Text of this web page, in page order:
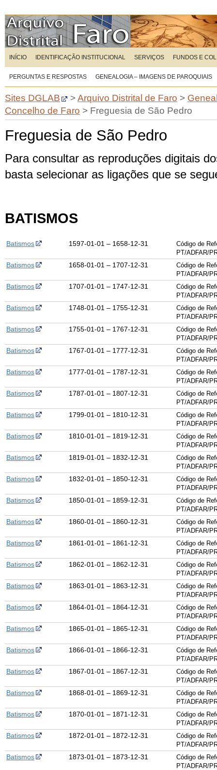
INÍCIO IDENTIFICAÇÃO INSTITUCIONAL SERVIÇOS FUNDOS E
PERGUNTAS E RESPOSTAS GENEALOGIA – IMAGENS DE PAROQUIAIS
Sites DGLAB >Arquivo Distrital de Faro >
Concelho de Faro > Freguesia de São Pedro
Freguesia de São Pedro
Para consultar as reproduções digitais
basta selecionar as ligações que se
BATISMOS
Batismos 1597-01-01 – 1658-12-31
Código de
PT/ADFAR/
Batismos 1658-01-01 – 1707-12-31
Código de
PT/ADFAR/
Batismos 1707-01-01 – 1747-12-31
Código de
PT/ADFAR/
Batismos 1748-01-01 – 1755-12-31
Código de
PT/ADFAR/
Batismos 1755-01-01 – 1767-12-31
Código de
PT/ADFAR/
Batismos 1767-01-01 – 1777-12-31
Código de
PT/ADFAR/
Batismos 1777-01-01 – 1787-12-31
Código de
PT/ADFAR/
Batismos 1787-01-01 – 1807-12-31
Código de
PT/ADFAR/
Batismos 1799-01-01 – 1810-12-31
Código de
PT/ADFAR/
Batismos 1810-01-01 – 1819-12-31
Código de
PT/ADFAR/
Batismos 1819-01-01 – 1832-12-31
Código de
PT/ADFAR/
Batismos 1832-01-01 – 1850-12-31
Código de
PT/ADFAR/
Batismos 1850-01-01 – 1859-12-31
Código de
PT/ADFAR/
Batismos 1860-01-01 – 1860-12-31
Código de
PT/ADFAR/
Batismos 1861-01-01 – 1861-12-31
Código de
PT/ADFAR/
Batismos 1862-01-01 – 1862-12-31
Código de
PT/ADFAR/
Batismos 1863-01-01 – 1863-12-31
Código de
PT/ADFAR/
Batismos 1864-01-01 – 1864-12-31
Código de
PT/ADFAR/
Batismos 1865-01-01 – 1865-12-31
Código de
PT/ADFAR/
Batismos 1866-01-01 – 1866-12-31
Código de
PT/ADFAR/
Batismos 1867-01-01 – 1867-12-31
Código de
PT/ADFAR/
Batismos 1868-01-01 – 1869-12-31
Código de
PT/ADFAR/
Batismos 1870-01-01 – 1871-12-31
Código de
PT/ADFAR/
Batismos 1872-01-01 – 1872-12-31
Código de
PT/ADFAR/
Batismos 1873-01-01 – 1873-12-31
Código de
PT/ADFAR/